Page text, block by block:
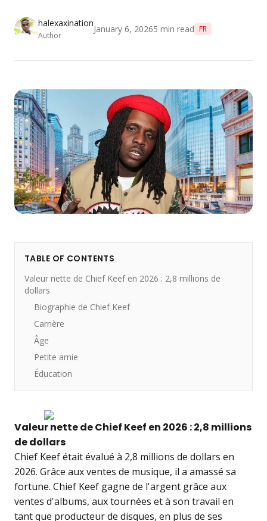
halexaxination
Author
January 6, 20265 min read FR
TABLE OF CONTENTS
Valeur nette de Chief Keef en 2026 : 2,8 millions de
dollars
Biographie de Chief Keef
Carrière
Âge
Petite amie
Éducation
Valeur nette de Chief Keef en 2026 : 2,8 millions
de dollars
Chief Keef était évalué à 2,8 millions de dollars en
2026. Grâce aux ventes de musique, il a amassé sa
fortune. Chief Keef gagne de l'argent grâce aux
ventes d'albums, aux tournées et à son travail en
tant que producteur de disques, en plus de ses